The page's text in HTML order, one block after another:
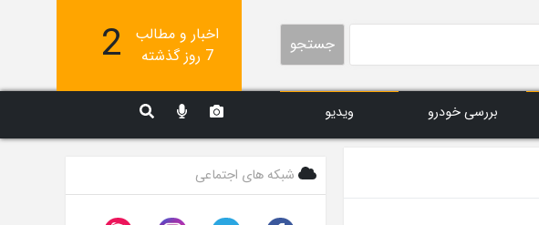
جستجو
اخبار و مطالب
7 روز گذشته
2
بررسی خودرو ویدیو
شبکه های اجتماعی